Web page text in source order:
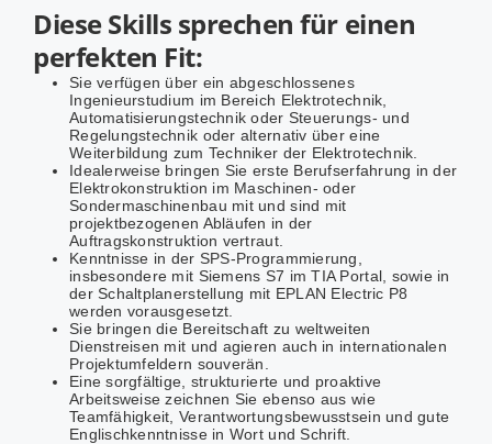
Diese Skills sprechen für einen
perfekten Fit:
Sie verfügen über ein abgeschlossenes
Ingenieurstudium im Bereich Elektrotechnik,
Automatisierungstechnik oder Steuerungs- und
Regelungstechnik oder alternativ über eine
Weiterbildung zum Techniker der Elektrotechnik.
Idealerweise bringen Sie erste Berufserfahrung in der
Elektrokonstruktion im Maschinen- oder
Sondermaschinenbau mit und sind mit
projektbezogenen Abläufen in der
Auftragskonstruktion vertraut.
Kenntnisse in der SPS-Programmierung,
insbesondere mit Siemens S7 im TIA Portal, sowie in
der Schaltplanerstellung mit EPLAN Electric P8
werden vorausgesetzt.
Sie bringen die Bereitschaft zu weltweiten
Dienstreisen mit und agieren auch in internationalen
Projektumfeldern souverän.
Eine sorgfältige, strukturierte und proaktive
Arbeitsweise zeichnen Sie ebenso aus wie
Teamfähigkeit, Verantwortungsbewusstsein und gute
Englischkenntnisse in Wort und Schrift.